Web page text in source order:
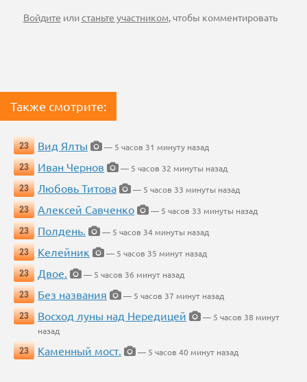
Войдите илистаньте участником, чтобы комментировать
Также смотрите:
23 Вид Ялты
— 5 часов 31 минуту назад
23
Иван Чернов
— 5 часов 32 минуты назад
23
Любовь Титова
— 5 часов 33 минуты назад
23
Алексей Савченко
— 5 часов 33 минуты назад
23
Полдень.
— 5 часов 34 минуты назад
23
Келейник
— 5 часов 35 минут назад
23
Двое.
— 5 часов 36 минут назад
23
Без названия
— 5 часов 37 минут назад
23
Восход луны над Нередицей
— 5 часов 38 минут
назад
23
Каменный мост. — 5 часов 40 минут назад